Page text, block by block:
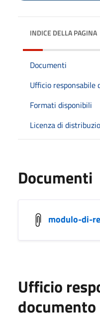
INDICE DELLA PAGINA
Documenti
Ufficio responsabile
Formati disponibili
Licenza di
Documenti
modulo-di-
Ufficio
documento